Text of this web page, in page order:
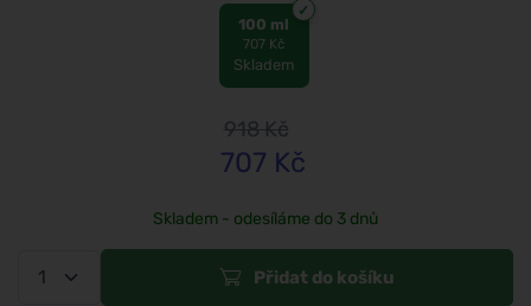
100 ml
707 Kč
Skladem
918Kč
707 Kč
Skladem - odesíláme do 3 dnů
Přidat do košíku